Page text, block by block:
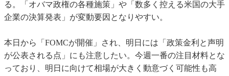
る。「オバマ政権の各種施策」や「数多く控える米国の大手
企業の決算発表」が変動要因となりやすい。
本日から「FOMCが開催」され、明日には「政策金利と声明
が公表される点」にも注意したい。今週一番の注目材料とな
っており、明日に向けて相場が大きく動意づく可能性も高